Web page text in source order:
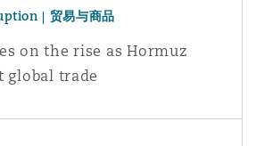
| 贸易与商品
on the rise as Hormuz
global trade